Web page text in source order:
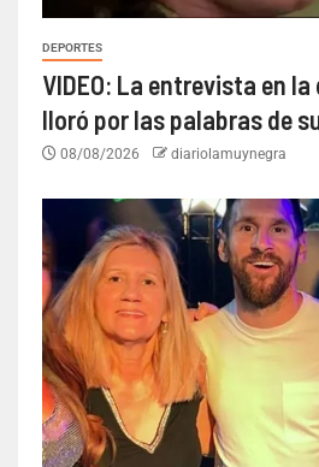
DEPORTES
VIDEO: La entrevista en la
lloró por las palabras de
08/08/2026 diariolamuynegra